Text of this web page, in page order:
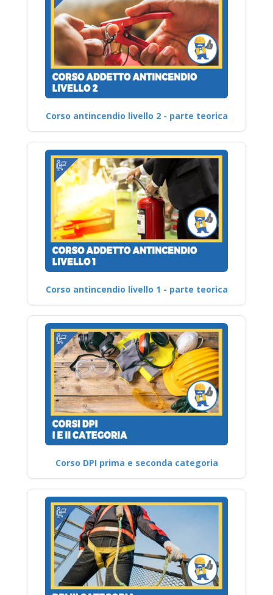
Corso antincendio livello 2 - parte teorica
Corso antincendio livello 1 - parte teorica
Corso DPI prima e seconda categoria